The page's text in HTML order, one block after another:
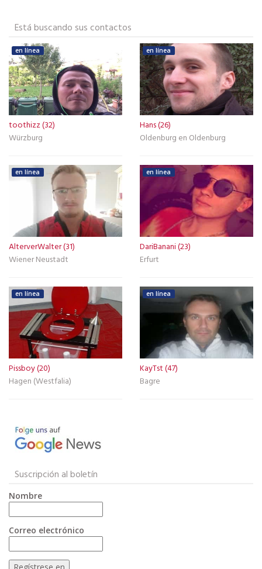
Está buscando sus contactos
en línea
toothizz (32)
Würzburg
en línea
Hans (26)
Oldenburg en Oldenburg
en línea
AlterverWalter (31)
Wiener Neustadt
en línea
DariBanani (23)
Erfurt
en línea
Pissboy (20)
Hagen (Westfalia)
en línea
KayTst (47)
Bagre
Suscripción al boletín
Nombre
Correo electrónico